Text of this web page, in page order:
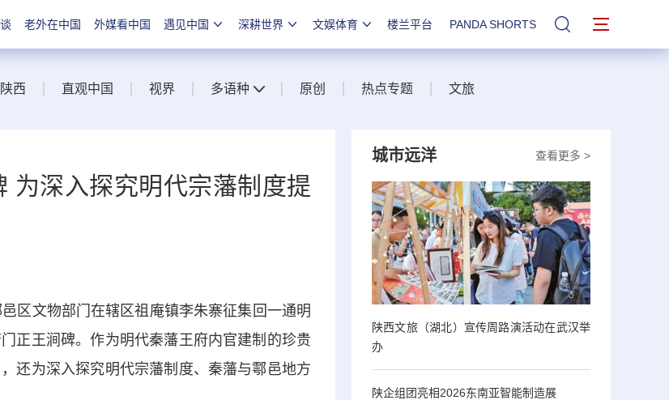
老外在中国 外媒看中国 遇见中国 深耕世界 文娱体育 楼兰平台 PANDA SHORTS 站内搜索
西 直观中国 视界 多语种 原创 热点专题 文旅
为深入探究明代宗藩制度提
文物部门在辖区祖庵镇李朱寨征集回一通明
正王涧碑。作为明代秦藩王府内官建制的珍贵
还为深入探究明代宗藩制度、秦藩与鄠邑地方
查看更多 >
城市远洋
陕西文旅（湖北）宣传周路演活动在武汉举
办
陕企组团亮相2026东南亚智能制造展